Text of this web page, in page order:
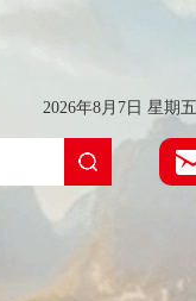
2026年8月7日 星期